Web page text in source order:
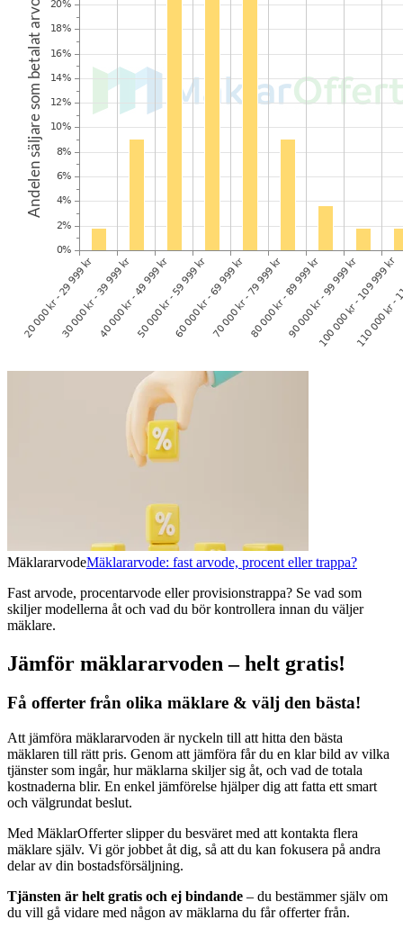
MäklararvodeMäklararvode: fast arvode, procent eller trappa?
Fast arvode, procentarvode eller provisionstrappa? Se vad som
skiljer modellerna åt och vad du bör kontrollera innan du väljer
mäklare.
Jämför mäklararvoden – helt gratis!
Få offerter från olika mäklare & välj den bästa!
Att jämföra mäklararvoden är nyckeln till att hitta den bästa
mäklaren till rätt pris. Genom att jämföra får du en klar bild av vilka
tjänster som ingår, hur mäklarna skiljer sig åt, och vad de totala
kostnaderna blir. En enkel jämförelse hjälper dig att fatta ett smart
och välgrundat beslut.
Med MäklarOfferter slipper du besväret med att kontakta flera
mäklare själv. Vi gör jobbet åt dig, så att du kan fokusera på andra
delar av din bostadsförsäljning.
Tjänsten är helt gratis och ej bindande – du bestämmer själv om
du vill gå vidare med någon av mäklarna du får offerter från.